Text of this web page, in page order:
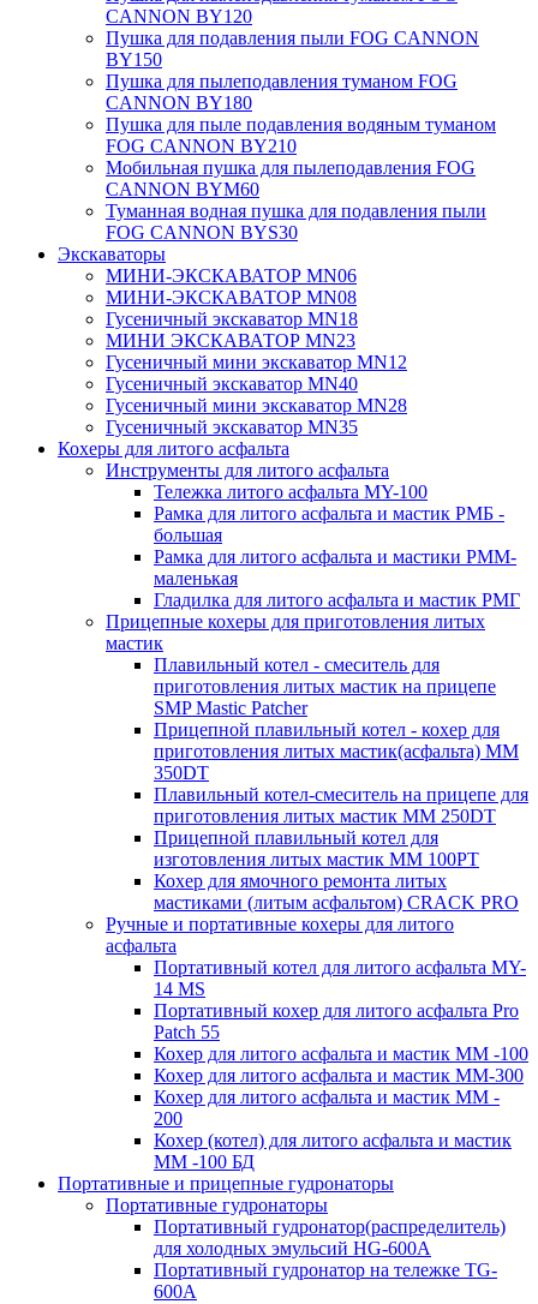
CANNON BY120
Пушка для подавления пыли FOG CANNON
BY150
Пушка для пылеподавления туманом FOG
CANNON BY180
Пушка для пыле подавления водяным туманом
FOG CANNON BY210
Мобильная пушка для пылеподавления FOG
CANNON BYM60
Туманная водная пушка для подавления пыли
FOG CANNON BYS30
Экскаваторы
МИНИ-ЭКСКАВАТОР MN06
МИНИ-ЭКСКАВАТОР MN08
Гусеничный экскаватор MN18
МИНИ ЭКСКАВАТОР MN23
Гусеничный мини экскаватор MN12
Гусеничный экскаватор MN40
Гусеничный мини экскаватор MN28
Гусеничный экскаватор MN35
Кохеры для литого асфальта
Инструменты для литого асфальта
Тележка литого асфальта MY-100
Рамка для литого асфальта и мастик РМБ -
большая
Рамка для литого асфальта и мастики РММ-
маленькая
Гладилка для литого асфальта и мастик РМГ
Прицепные кохеры для приготовления литых
мастик
Плавильный котел - смеситель для
приготовления литых мастик на прицепе
SMP Mastic Patcher
Прицепной плавильный котел - кохер для
приготовления литых мастик(асфальта) MM
350DT
Плавильный котел-смеситель на прицепе для
приготовления литых мастик MM 250DT
Прицепной плавильный котел для
изготовления литых мастик MM 100PT
Кохер для ямочного ремонта литых
мастиками (литым асфальтом) CRACK PRO
Ручные и портативные кохеры для литого
асфальта
Портативный котел для литого асфальта MY-
14 MS
Портативный кохер для литого асфальта Pro
Patch 55
Кохер для литого асфальта и мастик MM -100
Кохер для литого асфальта и мастик MM-300
Кохер для литого асфальта и мастик MM -
200
Кохер (котел) для литого асфальта и мастик
MM -100 БД
Портативные и прицепные гудронаторы
Портативные гудронаторы
Портативный гудронатор(распределитель)
для холодных эмульсий HG-600A
Портативный гудронатор на тележке TG-
600A